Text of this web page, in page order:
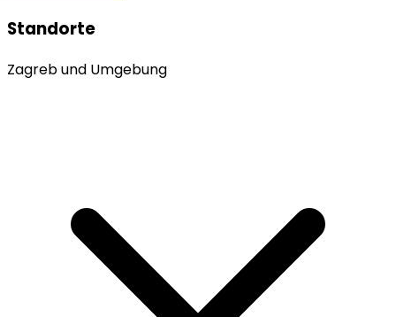
Standorte
Zagreb und Umgebung